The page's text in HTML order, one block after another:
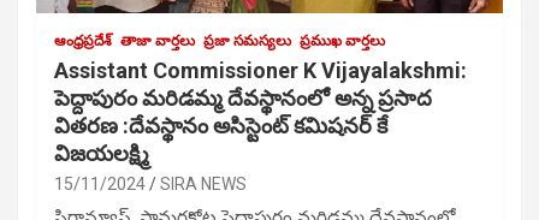
ఆంధ్రప్రదేశ్ తాజా వార్తలు ప్రజా సమస్యలు ప్రముఖ వార్తలు
Assistant Commissioner K Vijayalakshmi:
పెద్దాపురం మరిడమ్మ దేవస్థానంలో అన్న ప్రసాద
వితరణ :దేవస్థానం అసిస్టెంట్ కమిషనర్ కే
విజయలక్ష్మి
15/11/2024 SIRA NEWS